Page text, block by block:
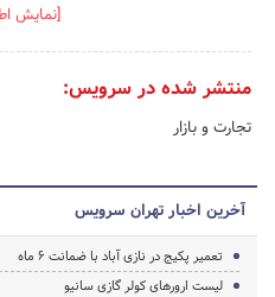
[نمایش
منتشر شده در سرویس:
تجارت و بازار
آخرین اخبار تهران سرویس
تعمیر پکیج در نازی آباد با ضمانت 6 ماه
لیست ارورهای کولر گازی سانیو